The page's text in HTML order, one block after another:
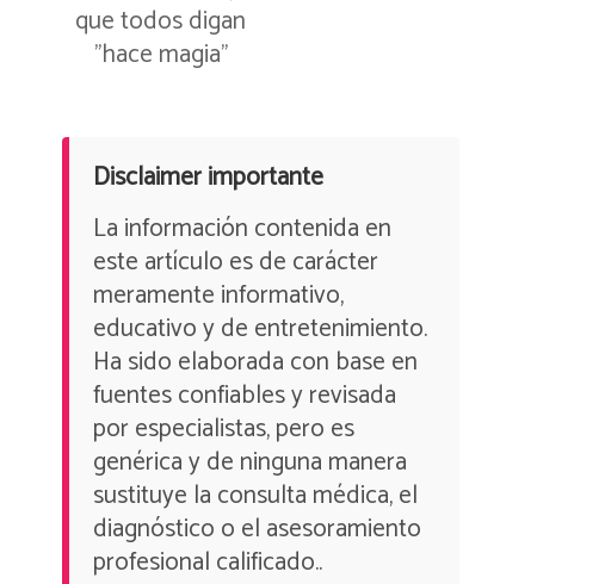
que todos digan
”hace magia”
Disclaimer importante
La información contenida en
este artículo es de carácter
meramente informativo,
educativo y de entretenimiento.
Ha sido elaborada con base en
fuentes confiables y revisada
por especialistas, pero es
genérica y de ninguna manera
sustituye la consulta médica, el
diagnóstico o el asesoramiento
profesional calificado..